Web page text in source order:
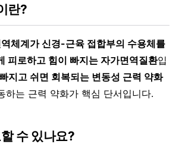
란?
역체계가 신경-근육 접합부의 수용체를
피로하고 힘이 빠지는 자가면역질환입
지고 쉬면 회복되는 변동성 근력 약화
하는 근력 약화가 핵심 단서입니다.
수 있나요?